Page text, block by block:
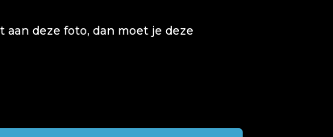
deze foto, dan moet je deze